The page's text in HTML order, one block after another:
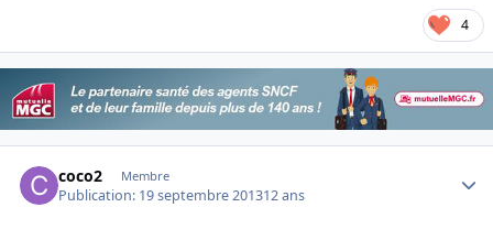
4
coco2 Membre
Publication: 19 septembre 201312 ans